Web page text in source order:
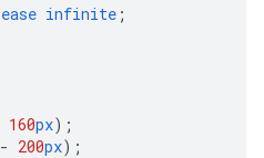
ease infinite ;
160px);
- 200px);